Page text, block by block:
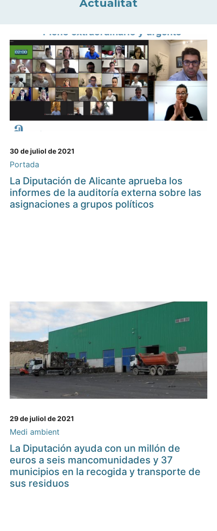
Actualitat
30 de juliol de 2021
Portada
La Diputación de Alicante aprueba los
informes de la auditoría externa sobre las
asignaciones a grupos políticos
29 de juliol de 2021
Medi ambient
La Diputación ayuda con un millón de
euros a seis mancomunidades y 37
municipios en la recogida y transporte de
sus residuos